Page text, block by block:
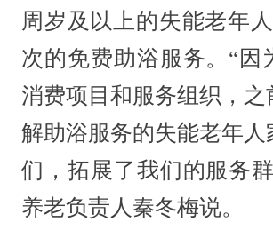
周岁及以上的失能老年
次的免费助浴服务。“因
消费项目和服务组织，之
解助浴服务的失能老年人
们，拓展了我们的服务
养老负责人秦冬梅说。